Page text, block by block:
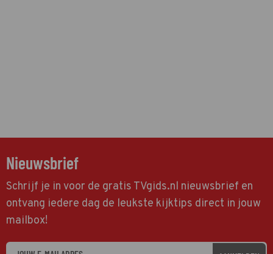
Nieuwsbrief
Schrijf je in voor de gratis TVgids.nl nieuwsbrief en
ontvang iedere dag de leukste kijktips direct in jouw
mailbox!